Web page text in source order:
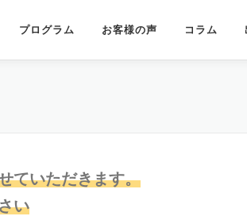
プログラム お客様の声 コラム
ていただきます。
い